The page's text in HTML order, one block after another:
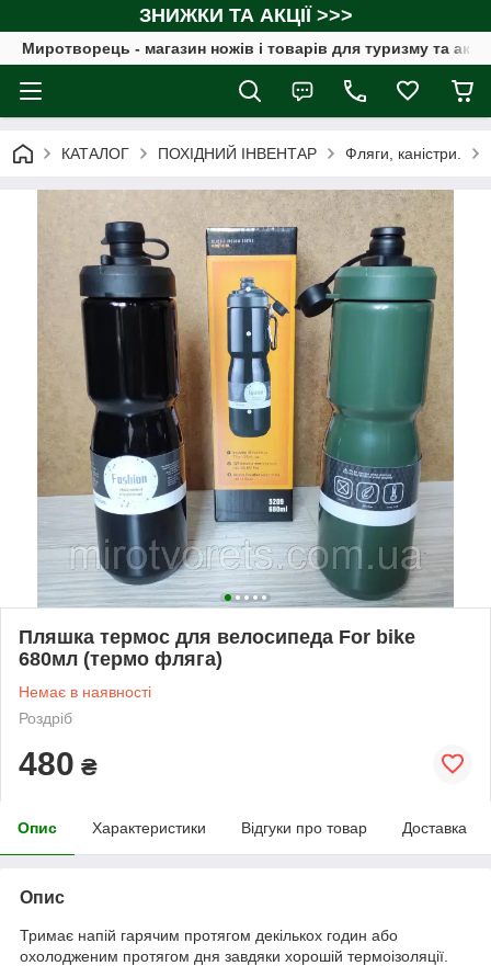
ЗНИЖКИ ТА АКЦІЇ >>>
Миротворець - магазин ножів і товарів для туризму та
КАТАЛОГ ПОХІДНИЙ ІНВЕНТАР Фляги, каністри.
Пляшка термос для велосипеда For bike
680мл (термо фляга)
Немає в наявності
Роздріб
480 ₴
Опис Характеристики Відгуки про товар Доставка
Опис
Тримає напій гарячим протягом декількох годин або
охолодженим протягом дня завдяки хорошій термоізоляції.